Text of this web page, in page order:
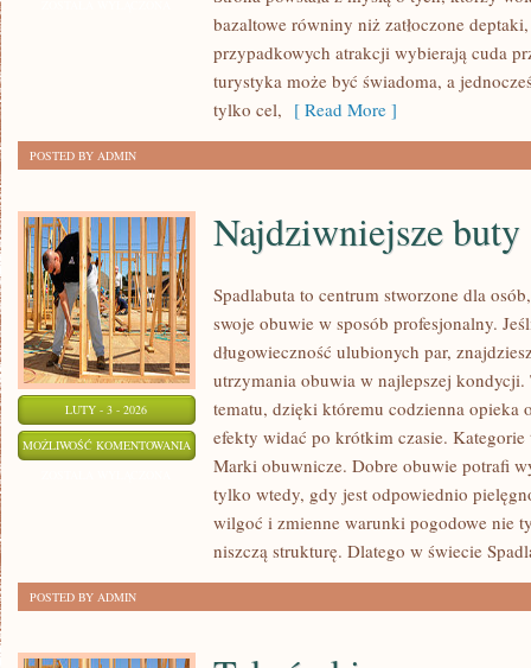
CUDA
bazaltowe równiny niż zatłoczone
przypadkowych atrakcji wybierają cuda
turystyka może być świadoma, a
tylko cel, [ Read More ]
POSTED BY ADMIN
LUTY - 3 - 2026
MOŻLIWOŚĆ KOMENTOWANIA NAJDZIWNIEJSZE
BUTY
ŚWIATA
Najdziwniejsze buty
Spadlabuta to centrum stworzone dla
swoje obuwie w sposób profesjonalny.
długowieczność ulubionych par,
utrzymania obuwia w najlepszej
tematu, dzięki któremu codzienna opieka
efekty widać po krótkim czasie.
Marki obuwnicze. Dobre obuwie potrafi
tylko wtedy, gdy jest odpowiednio
wilgoć i zmienne warunki pogodowe nie
niszczą strukturę. Dlatego w świecie
POSTED BY ADMIN